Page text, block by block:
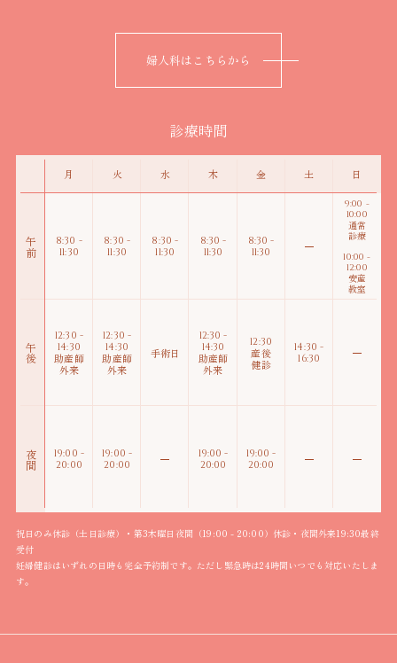
婦人科はこちらから
診療時間
月 火 水 木 金 土 日
午前
8:30 -
11:30
8:30 -
11:30
8:30 -
11:30
8:30 -
11:30
8:30 -
11:30
9:00 -
10:00
通常
診療
10:00 -
12:00
安産
教室
午後
12:30 -
14:30
助産師
外来
12:30 -
14:30
助産師
外来
手術日
12:30 -
14:30
助産師
外来
12:30
産後
健診
14:30 -
16:30
夜間
19:00 -
20:00
19:00 -
20:00
19:00 -
20:00
19:00 -
20:00
祝日のみ休診（土日診療）・第3木曜日夜間（19:00 - 20:00）休診・夜間外来19:30最終
受付
妊婦健診はいずれの日時も完全予約制です。ただし緊急時は24時間いつでも対応いたしま
す。